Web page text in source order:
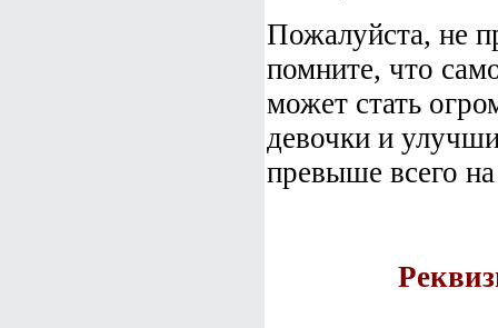
Пожалуйста, не
помните, что
может стать
девочки и
превыше всего